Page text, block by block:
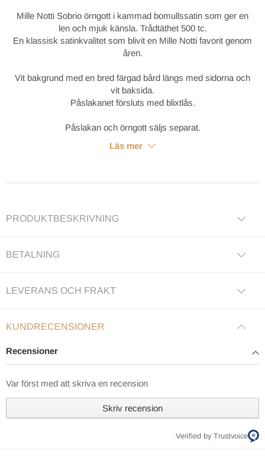
Mille Notti Sobrio örngott i kammad bomullssatin som ger en
len och mjuk känsla. Trådtäthet 500 tc.
En klassisk satinkvalitet som blivit en Mille Notti favorit genom
åren.
Vit bakgrund med en bred färgad bård längs med sidorna och
vit baksida.
Påslakanet försluts med blixtlås.
Påslakan och örngott säljs separat.
Läs mer
PRODUKTBESKRIVNING
BETALNING
LEVERANS OCH FRAKT
KUNDRECENSIONER
Recensioner
Var först med att skriva en recension
Skriv recension
Verified by Trustvoice